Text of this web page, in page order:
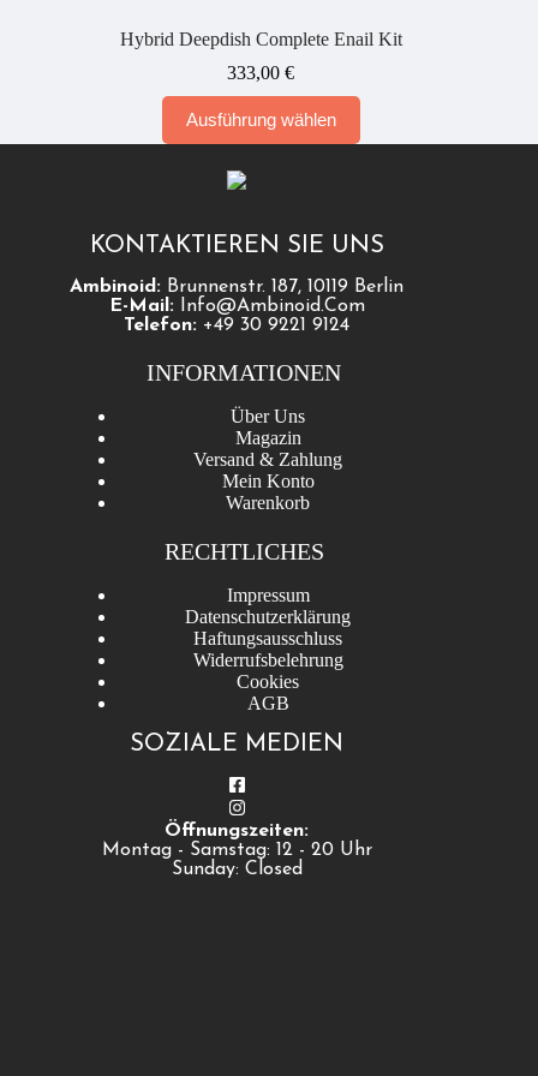
Hybrid Deepdish Complete Enail Kit
333,00€
Ausführung wählen
Produkt
weist
Die
Optionen
können
auf
der
gewählt
werden
KONTAKTIEREN SIE UNS
Ambinoid: Brunnenstr. 187, 10119 Berlin
E-Mail:
Info@ambinoid.com
Telefon: +49 30 9221 9124
INFORMATIONEN
Über Uns
Magazin
Versand & Zahlung
Mein Konto
Warenkorb
RECHTLICHES
Impressum
Datenschutzerklärung
Haftungsausschluss
Widerrufsbelehrung
Cookies
AGB
SOZIALE MEDIEN
Öffnungszeiten:
Montag - Samstag: 12 - 20 Uhr
Sunday: Closed